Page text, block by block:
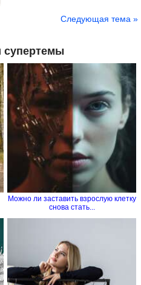
Следующая тема »
супертемы
Можно ли заставить взрослую клетку
снова стать...